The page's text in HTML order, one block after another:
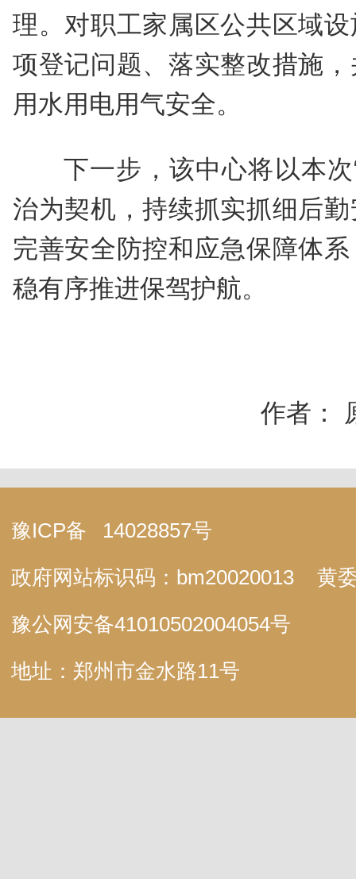
理。对职工家属区公共区域
项登记问题、落实整改措施
用水用电用气安全。
下一步，该中心将以本
治为契机，持续抓实抓细后
完善安全防控和应急保障体
稳有序推进保驾护航。
作者：
豫ICP备
14028857号
政府网站标识码：bm20020013
黄
豫公网安备41010502004054号
地址：郑州市金水路11号